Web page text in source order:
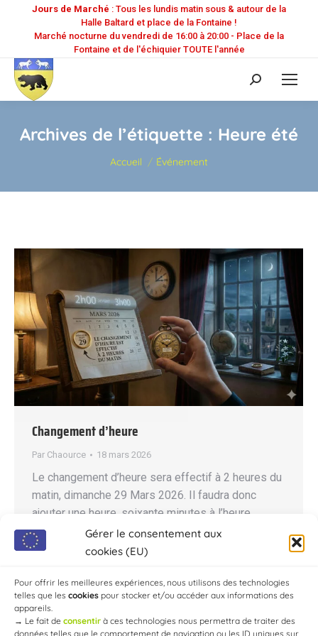
Gérer le consentement aux
cookies (EU)
Pour offrir les meilleures expériences, nous utilisons des technologies
telles que les cookies pour stocker et/ou accéder aux informations des
appareils.
→ Le fait de consentir à ces technologies nous permettra de traiter des
données telles que le comportement de navigation ou les ID uniques sur
Jours de Marché : Tous les lundis matin sous & autour de la
Halle Baltard et place de la Fontaine !
Marché nocturne du vendredi de 16:00 à 20:00 - Place de la
Fontaine et de l'échiquier TOUTE l'année
Recherche
:
Archives de l’étiquette : Heure été
Vous êtes ici :
Accueil Événement
Changement d’heure
Par Chaource 18 mars 2026
Le changement d’heure sera effectif à 2 heures du
matin, dimanche 29 Mars 2026. Il faudra donc
ajouter une heure, soixante minutes à l’heure
légale. À 2 heures du matin, il sera donc 3 heures.
Contrairement à l’heure d’hiver, on a tendance à
ce moment-là.